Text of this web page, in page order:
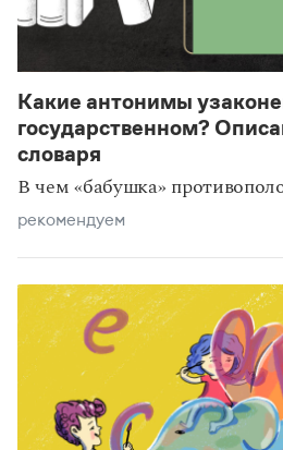
Какие антонимы
государственном?
словаря
В чем «бабушка»
рекомендуем